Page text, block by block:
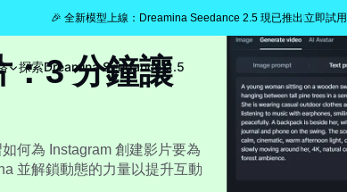
🎉 全新模型上線：Dreamina Seedance 2.5 現已推出立即試用
探索Dreamina Seedance 2.5
3 分鐘讓
何為 Instagram 創建影片要為
並解鎖動態的力量以提升互動